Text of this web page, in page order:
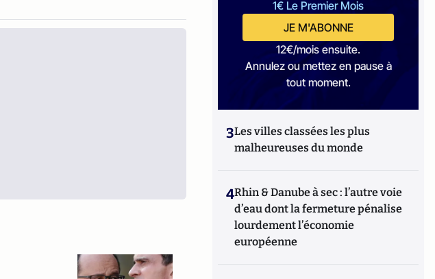
1€ Le Premier Mois
JE M'ABONNE
12€/mois ensuite.
Annulez ou mettez en pause à
tout moment.
3Les villes classées les plus
malheureuses du monde
4Rhin & Danube à sec : l’autre voie
d’eau dont la fermeture pénalise
lourdement l’économie
européenne